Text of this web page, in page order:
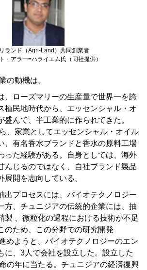
ランド（Agri-Land）共同創業者
・アラー=ハライエム氏（同社提供）
の動機は。
、ローズマリーの生産量で世界一を誇
植民地時代から、エッセンシャル・オ
盛んで、半工業的に作られてきた。
、家業としてエッセンシャル・オイル
、有名香水ブランドと香水の原料工場
った経験がある。自身としては、海外
んじるのではなく、自社ブランド製品
展開を志向している。
出プロセスには、バイオテクノロジー
方、チュニジアの伝統的企業には、抽
製 、微粒化の過程における技術が不足
のため、この分野での研究開発
めようと、バイオテクノロジーのエン
に、3人で会社を設立した。設立した
の年に当たる。チュニジアの経済復興